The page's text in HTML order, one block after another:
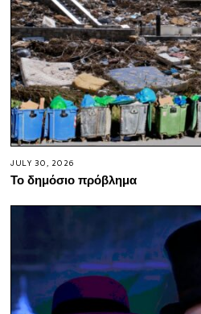
JULY 30, 2026
Το δημόσιο πρόβλημα